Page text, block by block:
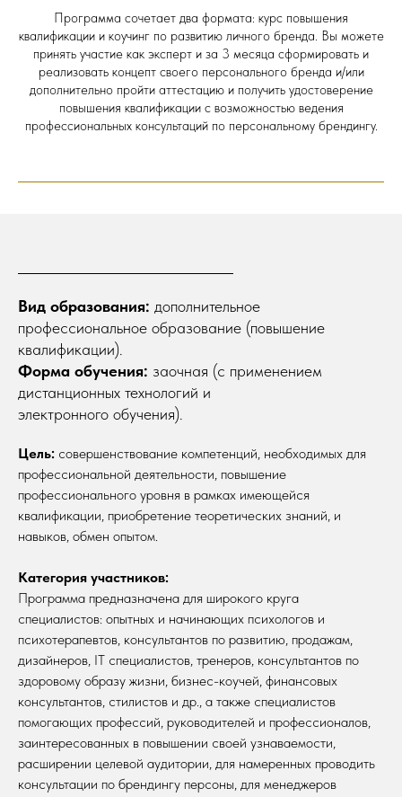
Программа сочетает два формата: курс повышения
квалификации и коучинг по развитию личного бренда. Вы можете
принять участие как эксперт и за 3 месяца сформировать и
реализовать концепт своего персонального бренда и/или
дополнительно пройти аттестацию и получить удостоверение
повышения квалификации с возможностью ведения
профессиональных консультаций по персональному брендингу.
Вид образования: дополнительное
профессиональное образование (повышение
квалификации).
Форма обучения: заочная (с применением
дистанционных технологий и
электронного обучения).
Цель: совершенствование компетенций, необходимых для
профессиональной деятельности, повышение
профессионального уровня в рамках имеющейся
квалификации, приобретение теоретических знаний, и
навыков, обмен опытом.
Категория участников:
Программа предназначена для широкого круга
специалистов: опытных и начинающих психологов и
психотерапевтов, консультантов по развитию, продажам,
дизайнеров, IT специалистов, тренеров, консультантов по
здоровому образу жизни, бизнес-коучей, финансовых
консультантов, стилистов и др., а также специалистов
помогающих профессий, руководителей и профессионалов,
заинтересованных в повышении своей узнаваемости,
расширении целевой аудитории, для намеренных проводить
консультации по брендингу персоны, для менеджеров